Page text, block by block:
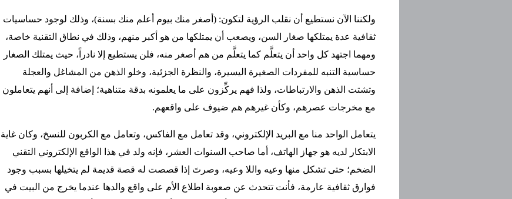
ولكننا الآن نستطيع أن نقلب الرؤية لتكون: (أصغر منك بيوم أعلم منك بسنة)، وذلك لوجود حساسيات
ثقافية عدة يمتلكها صغار السن، ويصعب أن يمتلكها من هو أكبر منهم، وذلك في نطاق التقنية خاصة،
ومهما اجتهد كل واحد أن يتعلَّم كما يتعلَّم من هم أصغر منه، فلن يستطيع إلا نادراً، حيث يمتلك الصغار
حساسية التنبه للمفردات الصغيرة اليسيرة، والنظرة الجزئية، وخلو الذهن من المشاغل والعجلة
وتشتت الذهن والارتباطات، ولذا فهم يركِّزون على ما يعلمونه بدقة متناهية؛ إضافة إلى أنهم يتعاملون
مع مخرجات عصرهم، وكأن غيرهم هم ضيوف على واقعهم.
يتعامل الواحد منا مع البريد الإلكتروني، وقد تعامل مع الفاكس، وتعامل مع الكربون للنسخ، وكان غاية
الابتكار لديه هو جهاز الهاتف، أما صاحب السنوات العشر، فإنه ولد في هذا الواقع الإلكتروني التقني
الضخم؛ حتى تشكل منها وعيه واللا وعيه، وصرتَ إذا قصصت له قصة قديمة لم يتخيلها بسبب وجود
فوارق ثقافية عارمة، فأنت تتحدث عن صعوبة اطلاع الأم على واقع والدها عندما يخرج من البيت في